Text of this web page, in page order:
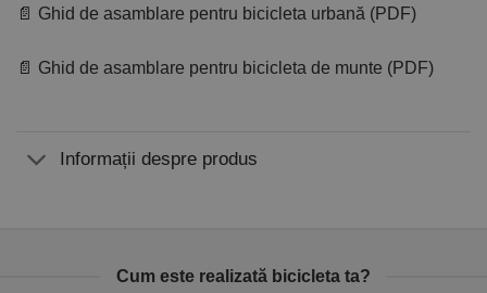
📄 Ghid de asamblare pentru bicicleta urbană (PDF)
📄 Ghid de asamblare pentru bicicleta de munte (PDF)
Informații despre produs
Cum este realizată bicicleta ta?